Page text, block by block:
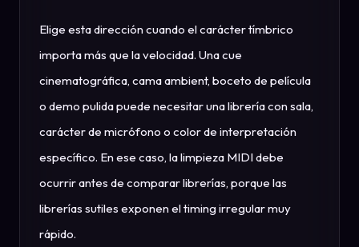
Elige esta dirección cuando el carácter tímbrico
importa más que la velocidad. Una cue
cinematográfica, cama ambient, boceto de película
o demo pulida puede necesitar una librería con sala,
carácter de micrófono o color de interpretación
específico. En ese caso, la limpieza MIDI debe
ocurrir antes de comparar librerías, porque las
librerías sutiles exponen el timing irregular muy
rápido.